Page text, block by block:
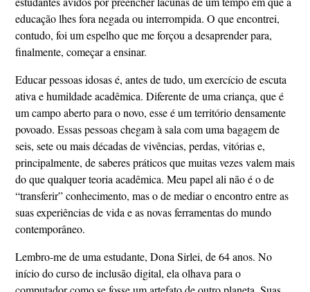
educação lhes fora negada ou interrompida. O que encontrei,
contudo, foi um espelho que me forçou a desaprender para,
finalmente, começar a ensinar.
Educar pessoas idosas é, antes de tudo, um exercício de escuta
ativa e humildade acadêmica. Diferente de uma criança, que é
um campo aberto para o novo, esse é um território densamente
povoado. Essas pessoas chegam à sala com uma bagagem de
seis, sete ou mais décadas de vivências, perdas, vitórias e,
principalmente, de saberes práticos que muitas vezes valem mais
do que qualquer teoria acadêmica. Meu papel ali não é o de
“transferir” conhecimento, mas o de mediar o encontro entre as
suas experiências de vida e as novas ferramentas do mundo
contemporâneo.
Lembro-me de uma estudante, Dona Sirlei, de 64 anos. No
início do curso de inclusão digital, ela olhava para o